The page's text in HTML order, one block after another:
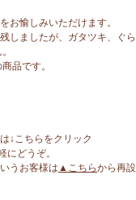
お愉しみいただけます。
しましたが、ガタツキ、ぐら
品です。
↓こちらをクリック
にどうぞ。
うお客様は ▲こちらから再